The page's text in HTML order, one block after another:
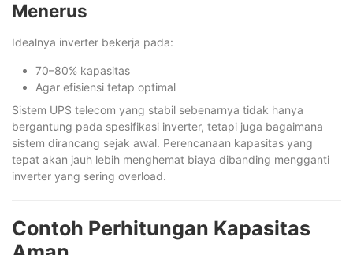
Menerus
Idealnya inverter bekerja pada:
70–80% kapasitas
Agar efisiensi tetap optimal
Sistem UPS telecom yang stabil sebenarnya tidak hanya
bergantung pada spesifikasi inverter, tetapi juga bagaimana
sistem dirancang sejak awal. Perencanaan kapasitas yang
tepat akan jauh lebih menghemat biaya dibanding mengganti
inverter yang sering overload.
Contoh Perhitungan Kapasitas